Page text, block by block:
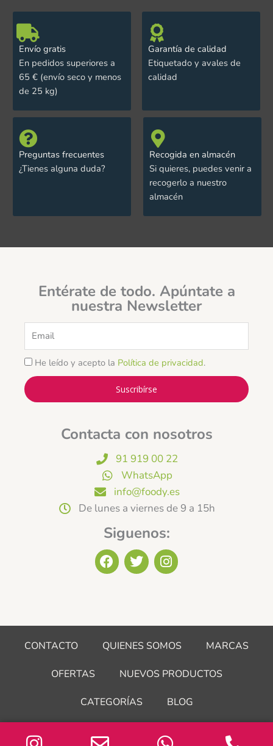
Envío gratis
En pedidos superiores a
65 € (envío seco y menos
de 25 kg)
Garantía de calidad
Etiquetado y avales de
calidad
Preguntas frecuentes
¿Tienes alguna duda?
Recogida en almacén
Si quieres, puedes venir a
recogerlo a nuestro
almacén
Entérate de todo. Apúntate a
nuestra Newsletter
He leído y acepto la Política de privacidad.
Suscribírse
Contacta con nosotros
91 919 00 22
WhatsApp
info@foody.es
De lunes a viernes de 9 a 15h
Siguenos:
F
a
o
k
T
w
e
I
n
g
a
CONTACTO QUIENES SOMOS MARCAS
OFERTAS NUEVOS PRODUCTOS
CATEGORÍAS BLOG